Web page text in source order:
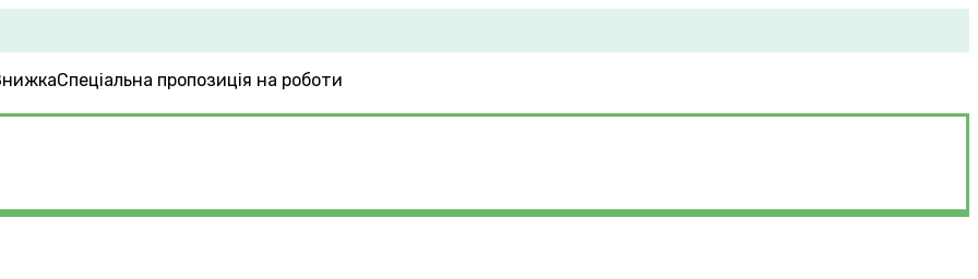
Спеціальна пропозиція на роботи